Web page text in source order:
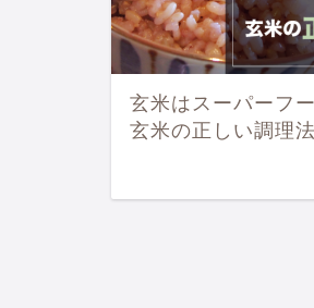
玄米はスーパーフ
玄米の正しい調理